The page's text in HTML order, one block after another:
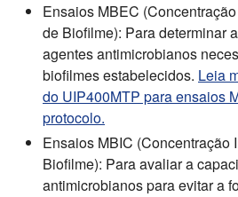
Ensaios MBEC
de Biofilme): Para determinar
agentes antimicrobianos
biofilmes estabelecidos. Leia
do UIP400MTP para ensaios
protocolo.
Ensaios MBIC (Concentração
Biofilme): Para avaliar a
antimicrobianos para evitar a